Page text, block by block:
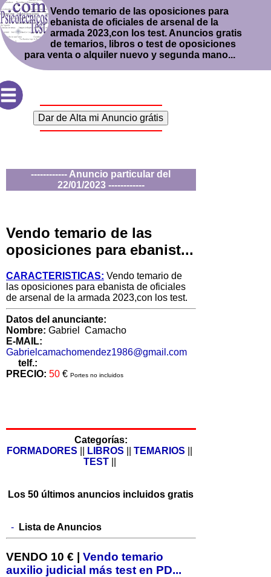
Vendo temario de las oposiciones para
ebanista de oficiales de arsenal de la
armada 2023,con los test. Anuncios gratis
de temarios, libros o test de oposiciones
para venta o alquiler nuevo y segunda mano...
------------ Anuncio particular del
22/01/2023 ------------
Vendo temario de las
oposiciones para ebanist...
CARACTERISTICAS: Vendo temario de
las oposiciones para ebanista de oficiales
de arsenal de la armada 2023,con los test.
Datos del anunciante:
Nombre: Gabriel Camacho
E-MAIL:
Gabrielcamachomendez1986@gmail.com
telf.:
PRECIO: 50 € Portes no incluidos
Categorías:
FORMADORES
LIBROS ||TEMARIOS
TEST||
Los 50 últimos anuncios incluidos gratis
- Lista de Anuncios
VENDO 10 € | Vendo temario
auxilio judicial más test en PD...